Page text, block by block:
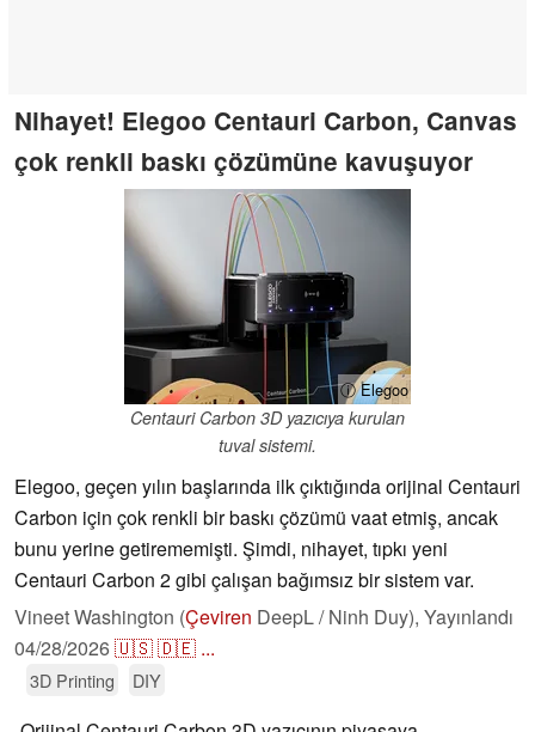
Nihayet! Elegoo Centauri Carbon, Canvas
çok renkli baskı çözümüne kavuşuyor
ⓘ Elegoo
Centauri Carbon 3D yazıcıya kurulan
tuval sistemi.
Elegoo, geçen yılın başlarında ilk çıktığında orijinal Centauri
Carbon için çok renkli bir baskı çözümü vaat etmiş, ancak
bunu yerine getirememişti. Şimdi, nihayet, tıpkı yeni
Centauri Carbon 2 gibi çalışan bağımsız bir sistem var.
Vineet Washington (Çeviren DeepL / Ninh Duy), Yayınlandı
04/28/2026🇺🇸🇩🇪 ...
3D Printing DIY